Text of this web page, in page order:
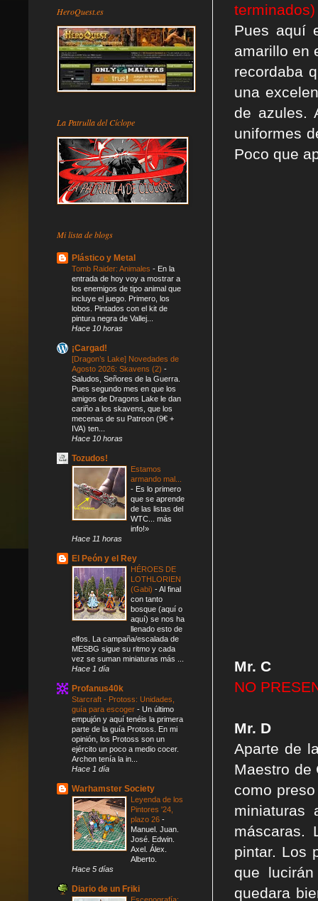
terminados)
Pues aquí
amarillo en
recordaba
una
de azules.
uniformes
Poco que
Mr. C
NO
Mr. D
Aparte de
Maestro de
como
miniaturas
máscaras.
pintar. Los
que
quedara
HeroQuest.es
La Patrulla del Cíclope
Mi lista de blogs
Plástico y Metal
Tomb Raider: Animales - En la
entrada de hoy voy a mostrar a
los enemigos de tipo animal que
incluye el juego. Primero, los
lobos. Pintados con el kit de
pintura negra de Vallej...
Hace 10 horas
¡Cargad!
[Dragon’s Lake] Novedades de
Agosto 2026: Skavens (2) -
Saludos, Señores de la Guerra.
Pues segundo mes en que los
amigos de Dragons Lake le dan
cariño a los skavens, que los
mecenas de su Patreon (9€ +
IVA) ten...
Hace 10 horas
Tozudos!
Estamos
armando mal...
- Es lo primero
que se aprende
de las listas del
WTC... más
info!»
Hace 11 horas
El Peón y el Rey
HÉROES DE
LOTHLORIEN
(Gabi) -Al final
con tanto
bosque (aquí o
aquí) se nos ha
llenado esto de
elfos. La campaña/escalada de
MESBG sigue su ritmo y cada
vez se suman miniaturas más ...
Hace 1 día
Profanus40k
Starcraft - Protoss: Unidades,
guía para escoger - Un último
empujón y aquí tenéis la primera
parte de la guía Protoss. En mi
opinión, los Protoss son un
ejército un poco a medio cocer.
Archon tenía la in...
Hace 1 día
Warhamster Society
Leyenda de los
Pintores '24,
plazo 26 -
Manuel. Juan.
José. Edwin.
Axel. Álex.
Alberto.
Hace 5 días
Diario de un Friki